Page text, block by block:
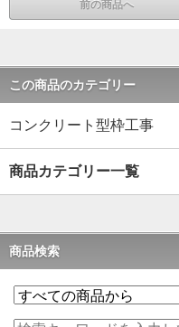
前の商品へ
この商品のカテゴリー
コンクリート型枠工事
商品カテゴリー一覧
商品検索